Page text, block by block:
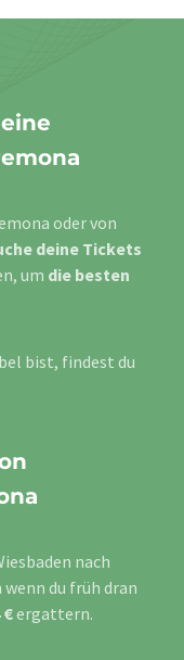
oder von
deine Tickets
um die besten
bist, findest du
nach
du früh dran
€ergattern.